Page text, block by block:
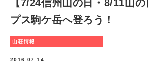
【7/24信州山の日・8/11山
プス駒ケ岳へ登ろう！
山荘情報
2016.07.14